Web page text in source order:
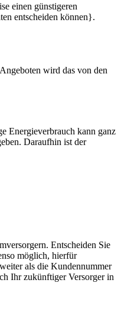
einen günstigeren
entscheiden können}.
wird das von den
Energieverbrauch kann ganz
Daraufhin ist der
Entscheiden Sie
möglich, hierfür
als die Kundennummer
Ihr zukünftiger Versorger in